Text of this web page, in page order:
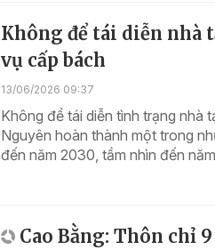
Không để tái diễn nhà
vụ cấp bách
13/06/2026 09:37
Không để tái diễn tình trạng nhà
Nguyên hoàn thành một trong
đến năm 2030, tầm nhìn đến
Cao Bằng: Thôn chỉ